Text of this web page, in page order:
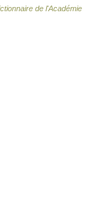
de l'Académie